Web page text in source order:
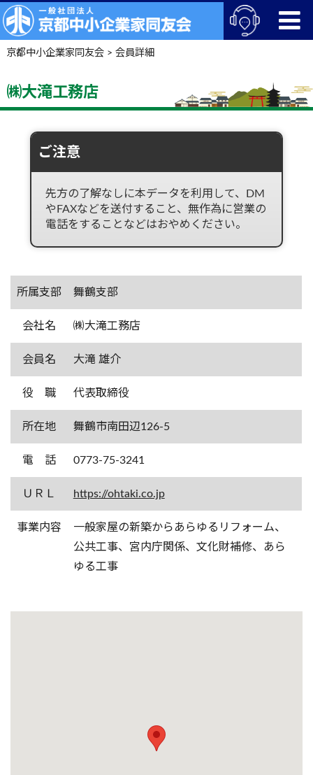
京都中小企業家同友会> 会員詳細
㈱大滝工務店
ご注意
先方の了解なしに本データを利用して、DM
やFAXなどを送付すること、無作為に営業の
電話をすることなどはおやめください。
所属支部 舞鶴支部
会社名 ㈱大滝工務店
会員名 大滝 雄介
役 職 代表取締役
所在地 舞鶴市南田辺126-5
電 話 0773-75-3241
ＵＲＬ https://ohtaki.co.jp
事業内容
一般家屋の新築からあらゆるリフォーム、
公共工事、宮内庁関係、文化財補修、あら
ゆる工事